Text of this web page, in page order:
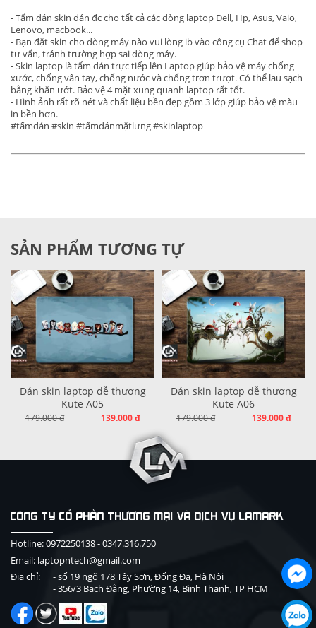
- Tấm dán skin dán đc cho tất cả các dòng laptop Dell, Hp, Asus, Vaio,
Lenovo, macbook...
- Bạn đặt skin cho dòng máy nào vui lòng ib vào công cụ Chat để shop
tư vấn, tránh trường hợp sai dòng máy.
- Skin laptop là tấm dán trực tiếp lên Laptop giúp bảo vệ máy chống
xước, chống vân tay, chống nước và chống trơn trượt. Có thể lau sạch
bằng khăn ướt. Bảo vệ 4 mặt xung quanh laptop rất tốt.
- Hình ảnh rất rõ nét và chất liệu bền đẹp gồm 3 lớp giúp bảo vệ màu
in bền hơn.
#tấmdán #skin #tấmdánmặtlưng #skinlaptop
SẢN PHẨM TƯƠNG TỰ
Dán skin laptop dễ thương
Kute A05
179.000 ₫ 139.000 ₫
Dán skin laptop dễ thương
Kute A06
179.000 ₫ 139.000 ₫
CÔNG TY CỔ PHẦN THƯƠNG MẠI VÀ DỊCH VỤ LAMARK
Hotline:0972250138-0347.316.750
Email: laptopntech@gmail.com
Địa chỉ:
- số 19 ngõ 178 Tây Sơn, Đống Đa, Hà Nội
- 356/3 Bạch Đằng, Phường 14, Bình Thạnh, TP HCM